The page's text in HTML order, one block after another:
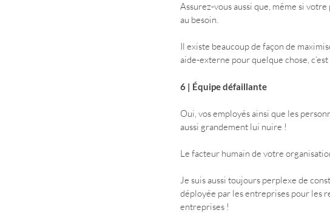
Assurez-vous aussi que, même si
au besoin.
Il existe beaucoup de façon de
aide-externe pour quelque chose,
6 | Équipe défaillante
Oui, vos employés ainsi que les
aussi grandement lui nuire !
Le facteur humain de votre
Je suis aussi toujours perplexe de
déployée par les entreprises pour les
entreprises !